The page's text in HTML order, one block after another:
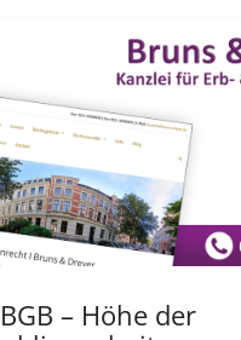
– Höhe der